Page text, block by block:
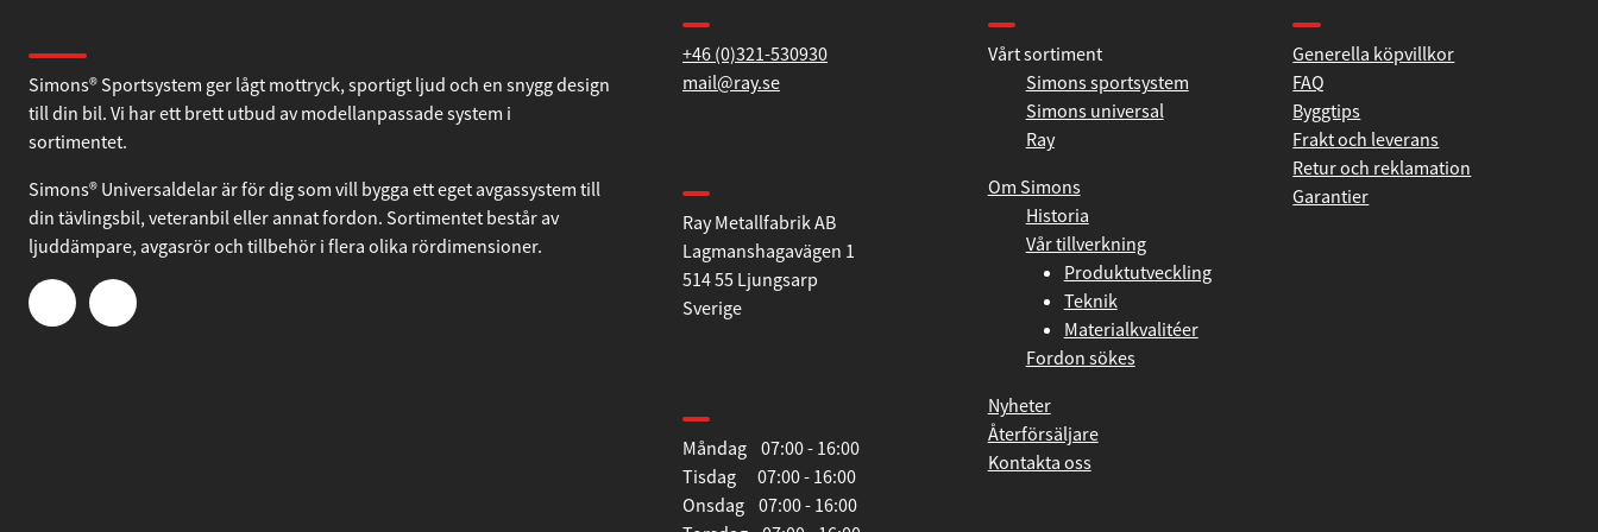
Om Simons
Simons® Sportsystem ger lågt mottryck, sportigt ljud och en snygg design
till din bil. Vi har ett brett utbud av modellanpassade system i
Simons® Universaldelar är för dig som vill bygga ett eget avgassystem till
din tävlingsbil, veteranbil eller annat fordon. Sortimentet består av
ljuddämpare, avgasrör och tillbehör i flera olika rördimensioner.
+46 (0)321-530930
mail@ray.se
Ray Metallfabrik AB
Lagmanshagavägen 1
514 55 Ljungsarp
Sverige
Måndag 07:00 - 16:00
Tisdag 07:00 - 16:00
Onsdag 07:00 - 16:00
Torsdag 07:00 - 16:00
Vårt sortiment
Simons sportsystem
Simons universal
Ray
Historia
Vår tillverkning
Produktutveckling
Teknik
Materialkvalitéer
Fordon sökes
Återförsäljare
Kontakta oss
Generella köpvillkor
FAQ
Byggtips
Frakt och leverans
Retur och reklamation
Garantier